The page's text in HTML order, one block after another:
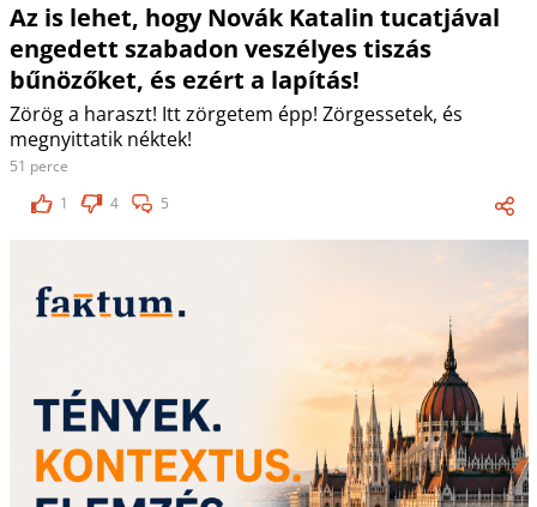
Az is lehet, hogy Novák Katalin tucatjával
engedett szabadon veszélyes tiszás
bűnözőket, és ezért a lapítás!
Zörög a haraszt! Itt zörgetem épp! Zörgessetek, és
megnyittatik néktek!
51 perce
1
4 5